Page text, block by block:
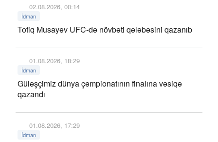
02.08.2026, 00:14
İdman
Tofiq Musayev UFC-də növbəti qələbəsini qazanıb
01.08.2026, 18:29
İdman
Güləşçimiz dünya çempionatının finalına vəsiqə
qazandı
01.08.2026, 17:29
İdman